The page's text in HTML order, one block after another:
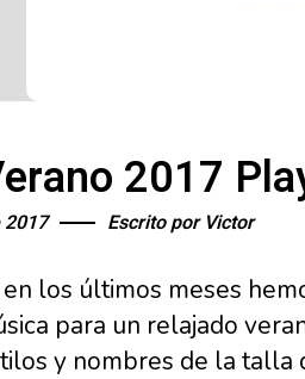
2017
Escrito por Victor
en los últimos meses
para un relajado
y nombres de la talla